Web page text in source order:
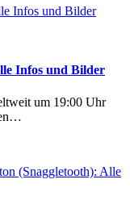
Infos und Bilder
um 19:00 Uhr